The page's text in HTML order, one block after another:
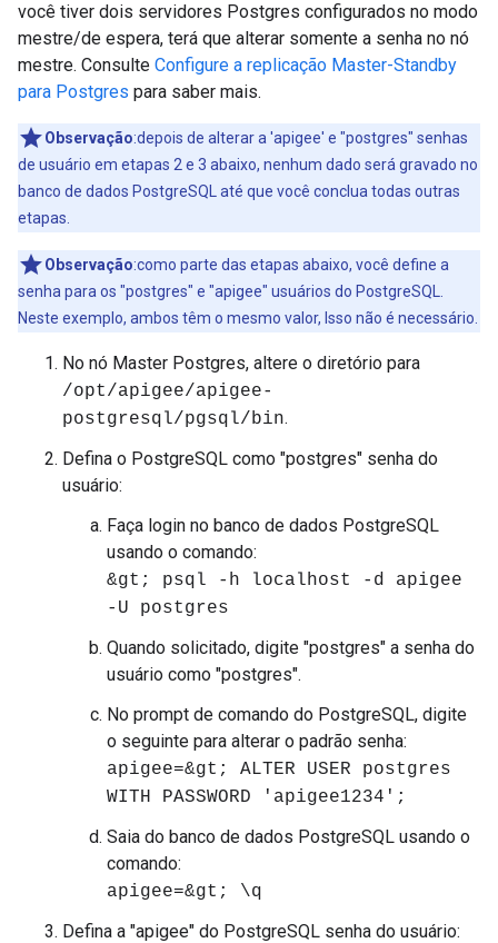
você tiver dois servidores Postgres configurados no modo
mestre/de espera, terá que alterar somente a senha no nó
mestre. Consulte Configure a replicação Master-Standby
para Postgres para saber mais.
Observação:depois de alterar a 'apigee' e "postgres" senhas
de usuário em etapas 2 e 3 abaixo, nenhum dado será gravado no
banco de dados PostgreSQL até que você conclua todas outras
etapas.
Observação:como parte das etapas abaixo, você define a
senha para os "postgres" e "apigee" usuários do PostgreSQL.
Neste exemplo, ambos têm o mesmo valor, Isso não é necessário.
No nó Master Postgres, altere o diretório para
/opt/apigee/apigee-
postgresql/pgsql/bin.
Defina o PostgreSQL como "postgres" senha do
usuário:
Faça login no banco de dados PostgreSQL
usando o comando:
&gt; psql -h localhost -d apigee
-U postgres
Quando solicitado, digite "postgres" a senha do
usuário como "postgres".
No prompt de comando do PostgreSQL, digite
o seguinte para alterar o padrão senha:
apigee=&gt; ALTER USER postgres
WITH PASSWORD 'apigee1234';
Saia do banco de dados PostgreSQL usando o
comando:
apigee=&gt; \q
Defina a "apigee" do PostgreSQL senha do usuário: